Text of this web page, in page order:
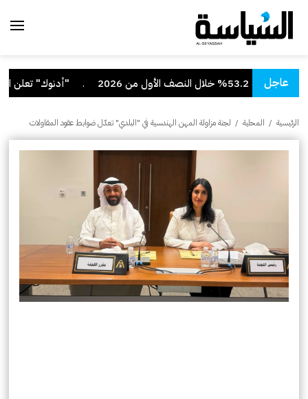
عاجل
الأول من 2026 . "أدنوك" تعلن
الرئيسية / المحلية / لجنة مزاولة المهن الهندسية في "البلدي" تعدّل ضوابط عقود المقاولات